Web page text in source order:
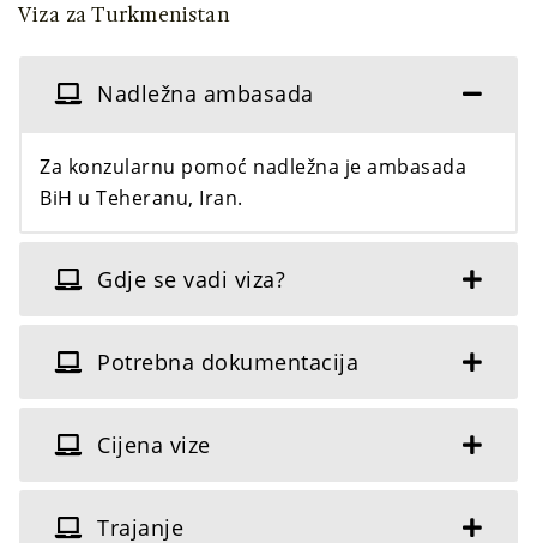
Viza za Turkmenistan
Nadležna ambasada
Za konzularnu pomoć nadležna je ambasada
BiH u Teheranu, Iran.
Gdje se vadi viza?
Potrebna dokumentacija
Cijena vize
Trajanje